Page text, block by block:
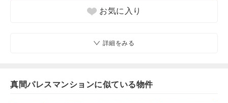
お気に入り
詳細をみる
真間パレスマンションに似ている物件